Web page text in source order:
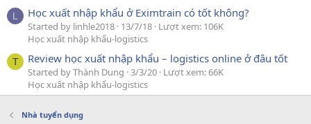
L Học xuất nhập khẩu ở Eximtrain có tốt không?
Started by linhle2018 13/7/18 Lượt xem: 106K
Học xuất nhập khẩu-logistics
T Review học xuất nhập khẩu – logistics online ở đâu tốt
Started by Thành Dung 3/3/20 Lượt xem: 66K
Học xuất nhập khẩu-logistics
Nhà tuyển dụng